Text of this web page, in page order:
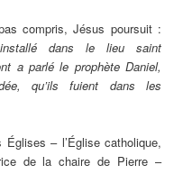
compris, Jésus poursuit :
dans le lieu saint
a parlé le prophète Daniel,
qu’ils fuient dans les
– l’Église catholique,
de la chaire de Pierre –